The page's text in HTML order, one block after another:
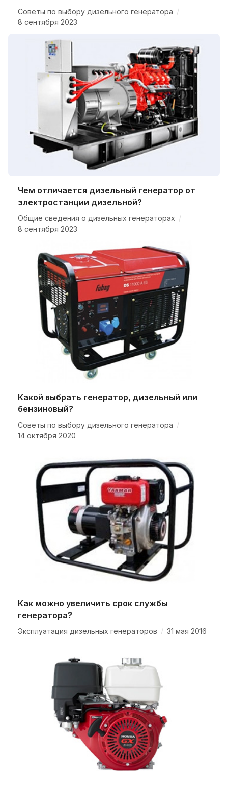
Советы по выбору дизельного генератора /
8 сентября 2023
Чем отличается дизельный генератор от
электростанции дизельной?
Общие сведения о дизельных генераторах /
8 сентября 2023
Какой выбрать генератор, дизельный или
бензиновый?
Советы по выбору дизельного генератора /
14 октября 2020
Как можно увеличить срок службы
генератора?
Эксплуатация дизельных генераторов / 31 мая 2016